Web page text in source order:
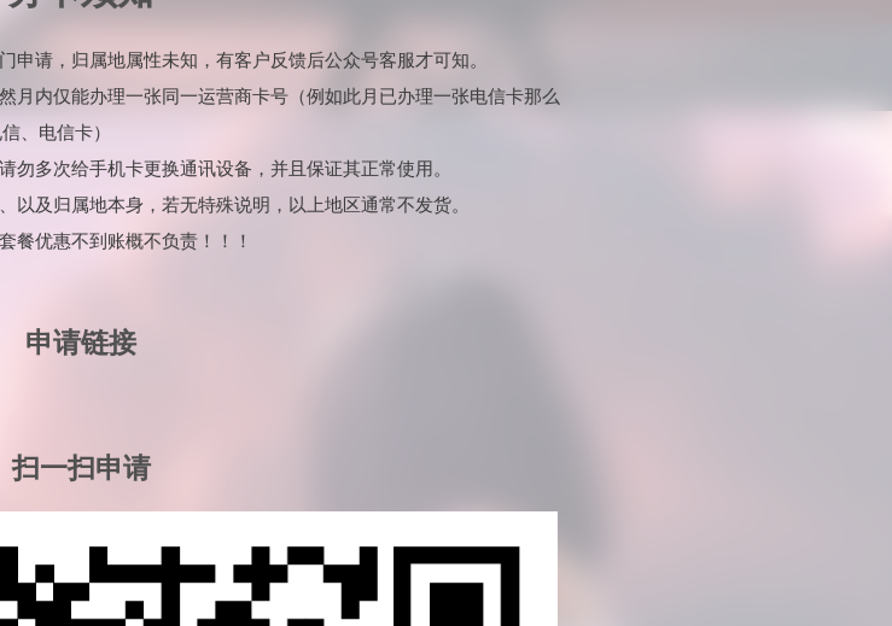
请，归属地属性未知，有客户反馈后公众号客服才可知。
月内仅能办理一张同一运营商卡号（例如此月已办理一张电信卡那么
、电信卡）
多次给手机卡更换通讯设备，并且保证其正常使用。
及归属地本身，若无特殊说明，以上地区通常不发货。
餐优惠不到账概不负责！！！
申请链接
扫一扫申请